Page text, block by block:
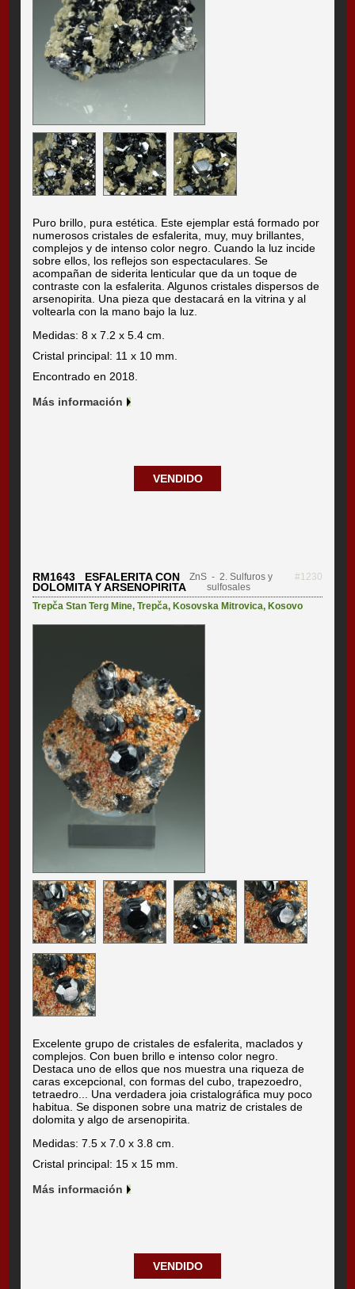
Puro brillo, pura estética. Este ejemplar está formado por
numerosos cristales de esfalerita, muy, muy brillantes,
complejos y de intenso color negro. Cuando la luz incide
sobre ellos, los reflejos son espectaculares. Se
acompañan de siderita lenticular que da un toque de
contraste con la esfalerita. Algunos cristales dispersos de
arsenopirita. Una pieza que destacará en la vitrina y al
voltearla con la mano bajo la luz.
Medidas: 8 x 7.2 x 5.4 cm.
Cristal principal: 11 x 10 mm.
Encontrado en 2018.
Más información
VENDIDO
RM1643 ESFALERITA CON
DOLOMITA Y ARSENOPIRITA
ZnS- 2. Sulfuros y
sulfosales
#1230
Trepča Stan Terg Mine,Trepča, Kosovska Mitrovica, Kosovo
Excelente grupo de cristales de esfalerita, maclados y
complejos. Con buen brillo e intenso color negro.
Destaca uno de ellos que nos muestra una riqueza de
caras excepcional, con formas del cubo, trapezoedro,
tetraedro... Una verdadera joia cristalográfica muy poco
habitua. Se disponen sobre una matriz de cristales de
dolomita y algo de arsenopirita.
Medidas: 7.5 x 7.0 x 3.8 cm.
Cristal principal: 15 x 15 mm.
Más información
VENDIDO